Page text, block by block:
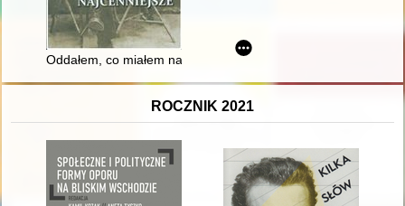
Oddałem, co miałem najcenniejsze
ROCZNIK 2021